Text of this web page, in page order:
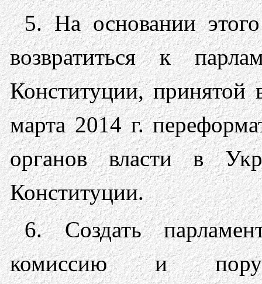
5. На основании
возвратиться к
Конституции, принятой
марта 2014 г.
органов власти в
Конституции.
6. Создать
комиссию и